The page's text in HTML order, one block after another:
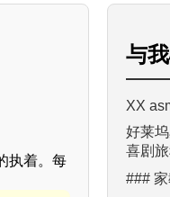
执着。每
与
XX
好莱
喜剧
###